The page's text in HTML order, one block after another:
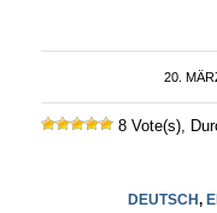
20. /
8 Vote(s),
DEUTSCH,